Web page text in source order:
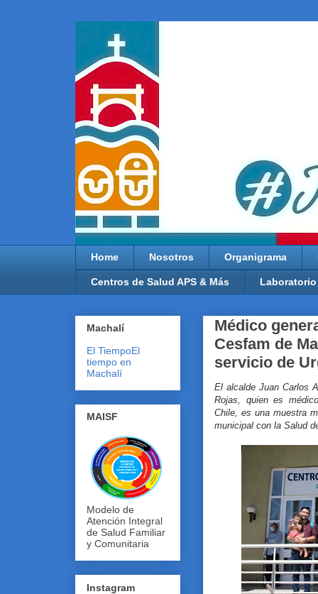
Home Nosotros Organigrama
Centros de Salud APS & Más Laboratorio
Médico
Cesfam de
servicio de
El alcalde Juan Carlos
Rojas, quien es
Chile, es una muestra
municipal con la Salud
Machalí
El TiempoEl
tiempo en
Machalí
MAISF
Modelo de
Atención Integral
de Salud Familiar
y Comunitaria
Instagram